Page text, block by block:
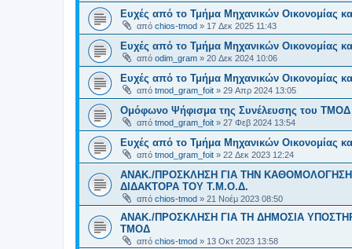
Ευχές από το Τμήμα Μηχανικών Οικονομίας
από chios-tmod » 17 Δεκ 2025 11:43
Ευχές από το Τμήμα Μηχανικών Οικονομίας
από odim_gram » 20 Δεκ 2024 10:06
Ευχές από το Τμήμα Μηχανικών Οικονομίας
από tmod_gram_foit » 29 Απρ 2024 13:05
Ομόφωνο Ψήφισμα της Συνέλευσης του ΤΜΟΔ
από tmod_gram_foit » 27 Φεβ 2024 13:54
Ευχές από το Τμήμα Μηχανικών Οικονομίας
από tmod_gram_foit » 22 Δεκ 2023 12:24
ΑΝΑΚ./ΠΡΟΣΚΛΗΣΗ ΓΙΑ ΤΗΝ
ΔΙΔΑΚΤΟΡΑ ΤΟΥ Τ.Μ.O.Δ.
από chios-tmod » 21 Νοέμ 2023 08:50
ΑΝΑΚ./ΠΡΟΣΚΛΗΣΗ ΓΙΑ ΤΗ ΔΗΜΟΣΙΑ
ΤΜΟΔ
από chios-tmod » 13 Οκτ 2023 13:58